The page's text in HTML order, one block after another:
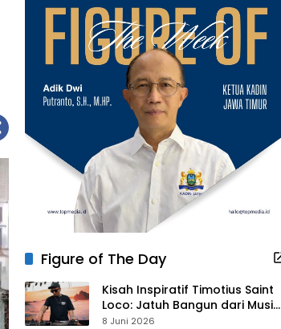
Figure of The Day
Kisah Inspiratif Timotius Saint
Loco: Jatuh Bangun dari Musik,
Pelayanan Pastor, hingga
8 Juni 2026